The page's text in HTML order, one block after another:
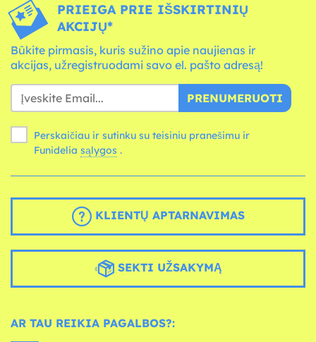
PRIEIGA PRIE IŠSKIRTINIŲ
AKCIJŲ*
Būkite pirmasis, kuris sužino apie naujienas ir
akcijas, užregistruodami savo el. pašto adresą!
PRENUMERUOTI
Perskaičiau ir sutinku su teisiniu pranešimu ir
Funidelia sąlygos .
KLIENTŲ APTARNAVIMAS
SEKTI UŽSAKYMĄ
AR TAU REIKIA PAGALBOS?: